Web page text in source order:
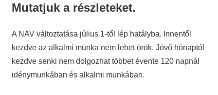
Mutatjuk a részleteket.
A NAV változtatása július 1-től lép hatályba. Innentől
kezdve az alkalmi munka nem lehet örök. Jövő hónaptól
kezdve senki nem dolgozhat többet évente 120 napnál
idénymunkában és alkalmi munkában.